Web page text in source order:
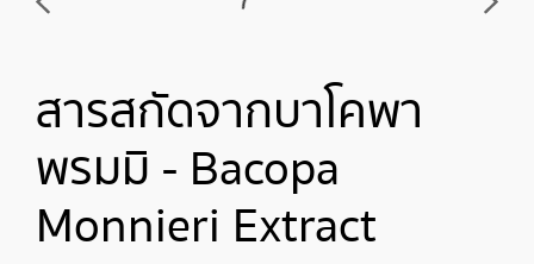
สารสกัดจากบาโคพา
พรมมิ - Bacopa
Monnieri Extract